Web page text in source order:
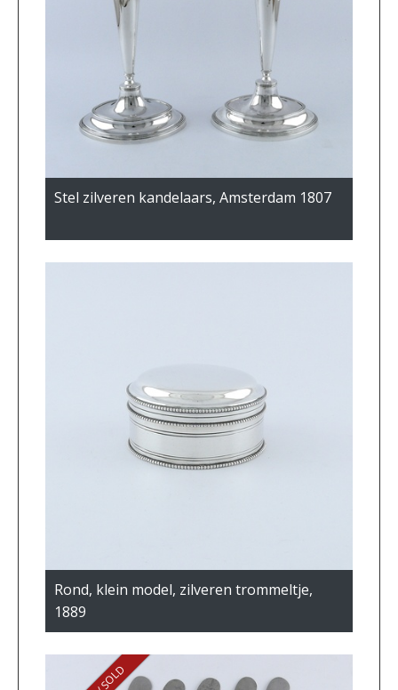
Stel zilveren kandelaars, Amsterdam 1807
Rond, klein model, zilveren trommeltje,
1889